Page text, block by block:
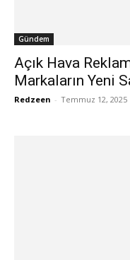
Gündem
Açık Hava
Markaların Yeni
Redzeen - Temmuz 12, 2025